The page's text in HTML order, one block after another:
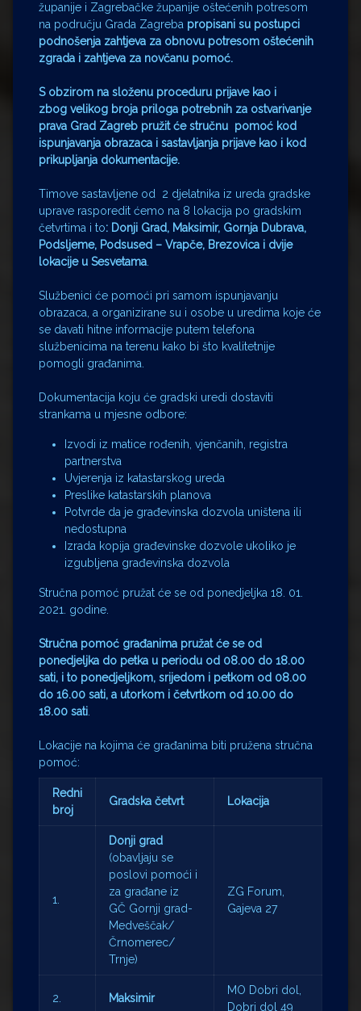
županije i Zagrebačke županije oštećenih potresom
na području Grada Zagreba propisani su postupci
podnošenja zahtjeva za obnovu potresom oštećenih
zgrada i zahtjeva za novčanu pomoć.
S obzirom na složenu proceduru prijavekao i
zbog velikog broja priloga potrebnih za ostvarivanje
prava Grad Zagreb pružit će stručnu pomoć kod
ispunjavanja obrazaca i sastavljanja prijave kao i kod
prikupljanja dokumentacije.
Timove sastavljene od 2 djelatnika iz ureda gradske
uprave rasporedit ćemo na 8 lokacija po gradskim
četvrtima i to: Donji Grad, Maksimir, Gornja Dubrava,
Podsljeme, Podsused – Vrapče, Brezovica i dvije
lokacije u Sesvetama.
Službenici će pomoći pri samom ispunjavanju
obrazaca, a organizirane su i osobe u uredima koje će
se davati hitne informacije putem telefona
službenicima na terenu kako bi što kvalitetnije
pomogli građanima.
Dokumentacija koju će gradski uredi dostaviti
strankama u mjesne odbore:
Izvodi iz matice rođenih, vjenčanih, registra
partnerstva
Uvjerenja iz katastarskog ureda
Preslike katastarskih planova
Potvrde da je građevinska dozvola uništena ili
nedostupna
Izrada kopija građevinske dozvole ukoliko je
izgubljena građevinska dozvola
Stručna pomoć pružat će se od ponedjeljka 18. 01.
2021. godine.
Stručna pomoć građanima pružat će se od
ponedjeljka do petka u periodu od 08.00 do 18.00
sati, i to ponedjeljkom, srijedom i petkom od 08.00
do 16.00 sati, a utorkom i četvrtkom od 10.00 do
18.00 sati.
Lokacije na kojima će građanima biti pružena stručna
pomoć:
Redni
broj
Gradska četvrt Lokacija
1.
Donji grad
(obavljaju se
poslovi pomoći i
za građane iz
GČ Gornji grad-
Medveščak/
Črnomerec/
Trnje)
ZG Forum,
Gajeva 27
2. Maksimir
MO Dobri dol,
Dobri dol 49